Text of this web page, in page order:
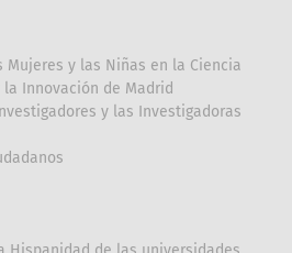
y las Niñas en la Ciencia
Innovación de Madrid
y las Investigadoras